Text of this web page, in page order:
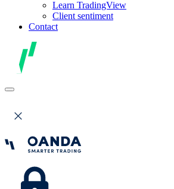
Learn TradingView
Client sentiment
Contact